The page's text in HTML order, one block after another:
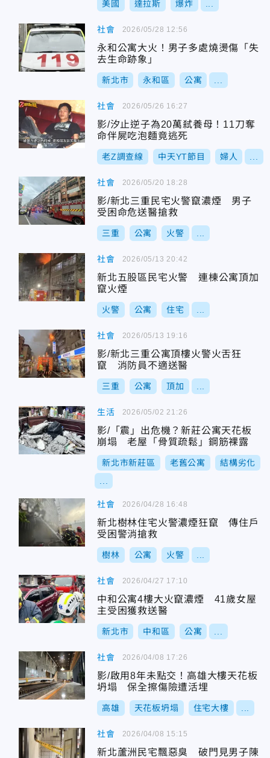
美國 達拉斯 爆炸
社會
永和公寓大火！男子多處燒燙傷「失
去生命跡象」
新北市 永和區 公寓
2026/05/28 12:56
社會
影/汐止逆子為20萬弒養母！11刀奪
命伴屍吃泡麵竟逃死
老Z調查線 中天YT節目 婦人
2026/05/26 16:27
社會
影/新北三重民宅火警竄濃煙 男子
受困命危送醫搶救
三重 公寓 火警
2026/05/20 18:28
社會
新北五股區民宅火警 連棟公寓頂加
竄火煙
火警 公寓 住宅
2026/05/13 20:42
社會
影/新北三重公寓頂樓火警火舌狂
竄 消防員不適送醫
三重 公寓 頂加
2026/05/13 19:16
生活
影/「震」出危機？新莊公寓天花板
崩塌 老屋「骨質疏鬆」鋼筋裸露
新北市新莊區 老舊公寓 結構劣化
2026/05/02 21:26
社會
新北樹林住宅火警濃煙狂竄 傳住戶
受困警消搶救
樹林 公寓 火警
2026/04/28 16:48
社會
中和公寓4樓大火竄濃煙 41歲女屋
主受困獲救送醫
新北市 中和區 公寓
2026/04/27 17:10
社會
影/啟用8年未點交！高雄大樓天花板
坍塌 保全擦傷險遭活埋
高雄 天花板坍塌 住宅大樓
2026/04/08 17:26
社會
新北蘆洲民宅飄惡臭 破門見男子陳
2026/04/08 15:15